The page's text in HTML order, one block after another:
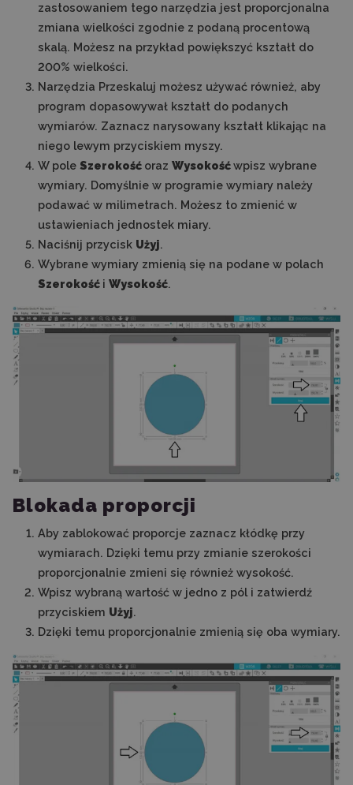
zastosowaniem tego narzędzia jest proporcjonalna
zmiana wielkości zgodnie z podaną procentową
skalą. Możesz na przykład powiększyć kształt do
200% wielkości.
Narzędzia Przeskaluj możesz używać również, aby
program dopasowywał kształt do podanych
wymiarów. Zaznacz narysowany kształt klikając na
niego lewym przyciskiem myszy.
W pole Szerokość oraz Wysokośćwpisz wybrane
wymiary. Domyślnie w programie wymiary należy
podawać w milimetrach. Możesz to zmienić w
ustawieniach jednostek miary.
Naciśnij przycisk Użyj.
Wybrane wymiary zmienią się na podane w polach
Szerokość i Wysokość.
Blokada proporcji
Aby zablokować proporcje zaznacz kłódkę przy
wymiarach. Dzięki temu przy zmianie szerokości
proporcjonalnie zmieni się również wysokość.
Wpisz wybraną wartość w jedno z pól i zatwierdź
przyciskiem Użyj.
Dzięki temu proporcjonalnie zmienią się oba wymiary.